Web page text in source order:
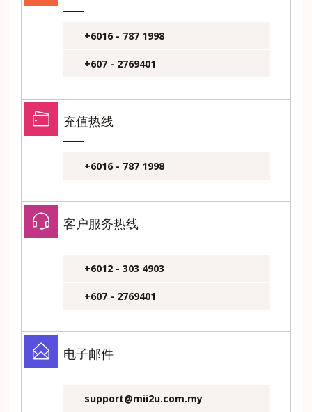
+6016 - 787 1998
+607 - 2769401
充值热线
+6016 - 787 1998
客户服务热线
+6012 - 303 4903
+607 - 2769401
电子邮件
support@mii2u.com.my